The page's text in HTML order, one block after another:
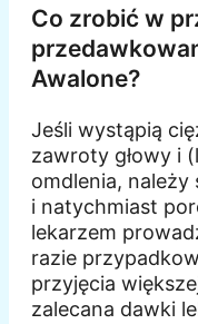
Co zrobić w
Awalone?
Jeśli wystąpią
zawroty głowy i
omdlenia, należy
i natychmiast
lekarzem
razie
przyjęcia
zalecana dawki